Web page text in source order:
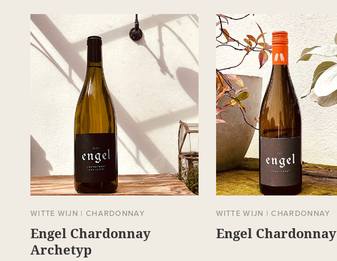
WITTE WIJN | CHARDONNAY
Engel Chardonnay
Archetyp
WITTE WIJN |CHARDONNAY
Engel Chardonnay